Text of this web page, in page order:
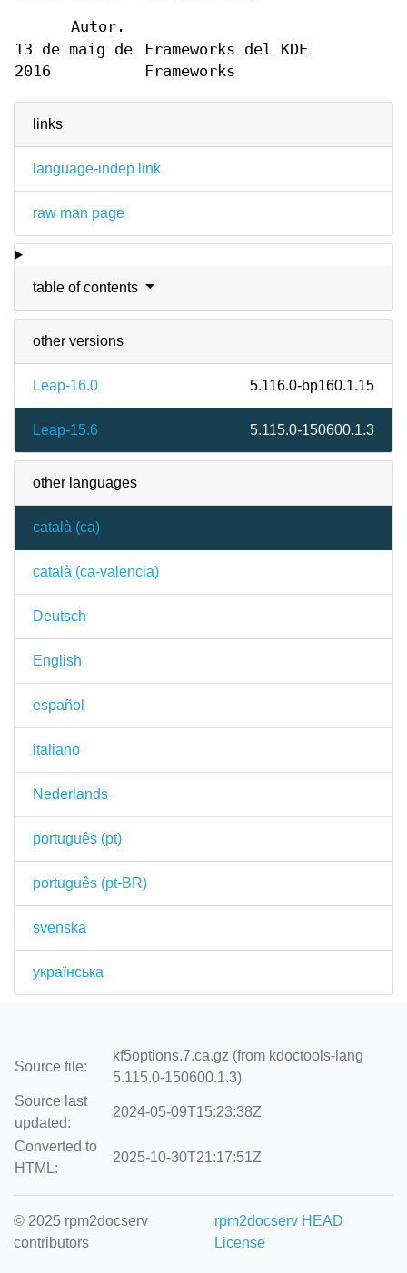
links
language-indep link
raw man page
table of contents
other versions
Leap-16.0 5.116.0-bp160.1.15
Leap-15.6 5.115.0-150600.1.3
other languages
català (ca)
català (ca-valencia)
Deutsch
English
español
italiano
Nederlands
português (pt)
português (pt-BR)
svenska
українська
Autor.
13 de maig de
2016
Frameworks del KDE
Frameworks
Source file:
kf5options.7.ca.gz (from kdoctools-lang
5.115.0-150600.1.3)
Source last
updated:
2024-05-09T15:23:38Z
Converted to
HTML:
2025-10-30T21:17:51Z
© 2025 rpm2docserv
contributors
rpm2docserv HEAD
License